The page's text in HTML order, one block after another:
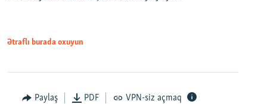
Ətraflı burada oxuyun
Paylaş PDF VPN-siz açmaq